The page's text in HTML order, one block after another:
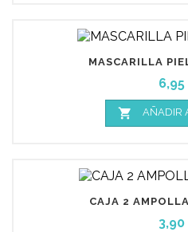
MASCARILLA
 AÑADIR
CAJA 2